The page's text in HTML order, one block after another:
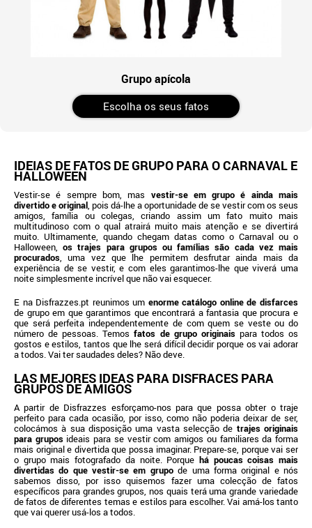
Grupo apícola
Escolha os seus fatos
IDEIAS DE FATOS DE GRUPO PARA O CARNAVAL E
HALLOWEEN
Vestir-se é sempre bom, mas vestir-se em grupo é ainda mais
divertido e original , pois dá-lhe a oportunidade de se vestir com os seus
amigos, família ou colegas, criando assim um fato muito mais
multitudinoso com o qual atrairá muito mais atenção e se divertirá
muito. Ultimamente, quando chegam datas como o Carnaval ou o
Halloween,os trajes para grupos ou famílias são cada vez mais
procurados , uma vez que lhe permitem desfrutar ainda mais da
experiência de se vestir, e com eles garantimos-lhe que viverá uma
noite simplesmente incrível que não vai esquecer.
E na Disfrazzes.pt reunimos um enorme catálogo online de disfarces
de grupo em que garantimos que encontrará a fantasia que procura e
que será perfeita independentemente de com quem se veste ou do
número de pessoas. Temosfatos de grupo originaispara todos os
gostos e estilos, tantos que lhe será difícil decidir porque os vai adorar
a todos. Vai ter saudades deles? Não deve.
LAS MEJORES IDEAS PARA DISFRACES PARA
GRUPOS DE AMIGOS
A partir de Disfrazzes esforçamo-nos para que possa obter o traje
perfeito para cada ocasião, por isso, como não poderia deixar de ser,
colocámos à sua disposição uma vasta selecção de trajes originais
para gruposideais para se vestir com amigos ou familiares da forma
mais original e divertida que possa imaginar. Prepare-se, porque vai ser
o grupo mais fotografado da noite. Porque há poucas coisas mais
divertidas do que vestir-se em grupode uma forma original e nós
sabemos disso, por isso quisemos fazer uma colecção de fatos
específicos para grandes grupos, nos quais terá uma grande variedade
de fatos de diferentes temas e estilos para escolher. Vai amá-los tanto
que vai querer usá-los a todos.